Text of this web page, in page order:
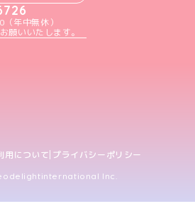
年中無休）
願いいたします。
用について プライバシーポリシー
Inc.